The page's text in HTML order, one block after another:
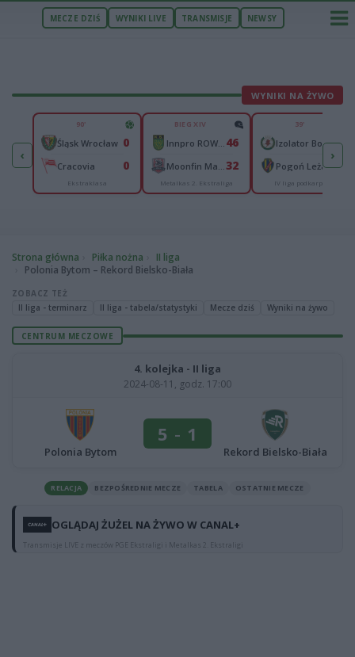
MECZE DZIŚ WYNIKI LIVE TRANSMISJE NEWSY
WYNIKI NA ŻYWO
‹
3
0
90'
Śląsk Wrocław 0
Cracovia 0
Ekstraklasa
BIEG XIV
46
32
Metalkas 2. Ekstraliga
39'
Izolator Boguchwała 0
Pogoń Leżajsk 1
IV liga podkarpacka
›
Strona główna Piłka nożna
II liga
Polonia Bytom – Rekord Bielsko-Biała
ZOBACZ TEŻ
II liga - terminarz
II liga - tabela/statystyki Mecze dziś Wyniki na żywo
CENTRUM MECZOWE
4. kolejka - II liga
2024-08-11, godz. 17:00
Polonia Bytom
5 - 1
Rekord Bielsko-Biała
RELACJA BEZPOŚREDNIE MECZE TABELA OSTATNIE MECZE
OGLĄDAJ ŻUŻEL NA ŻYWO W CANAL+
Transmisje LIVE z meczów PGE Ekstraligi i Metalkas 2. Ekstraligi